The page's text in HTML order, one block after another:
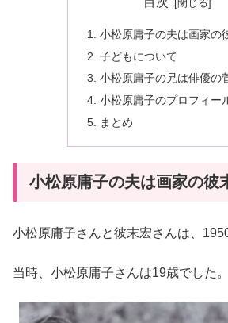
小松原庸子の夫は画家の
子どもについて
小松原庸子の兄は俳優の
小松原庸子のプロフィー
まとめ
小松原庸子の夫は画家の彼
小松原庸子さんと彼末宏さんは、
当時、小松原庸子さんは19歳でした。